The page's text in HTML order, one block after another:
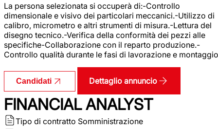
La persona selezionata si occuperà di:-Controllo
dimensionale e visivo dei particolari meccanici.-Utilizzo di
calibro, micrometro e altri strumenti di misura.-Lettura del
disegno tecnico.-Verifica della conformità dei pezzi alle
specifiche-Collaborazione con il reparto produzione.-
Controllo qualità durante le fasi di lavorazione e
Candidati Dettaglio annuncio
FINANCIAL ANALYST
Tipo di contratto Somministrazione